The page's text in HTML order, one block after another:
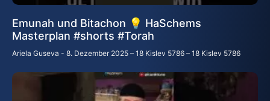
Emunah und Bitachon 💡 HaSchems
Masterplan #shorts #Torah
Ariela Guseva 8. Dezember 2025 – 18 Kislev 5786 – 18 Kislev 5786